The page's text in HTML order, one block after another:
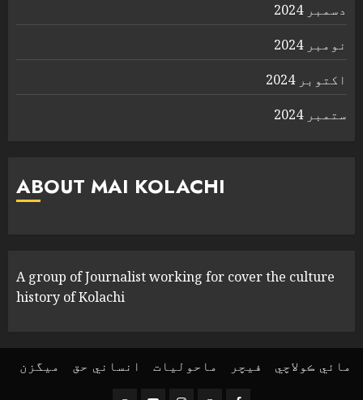
دسمبر 2024
نومبر 2024
اکتوبر 2024
ستمبر 2024
ABOUT MAI KOLACHI
A group of Journalist working for cover the culture
history of Kolachi
مائي ڪولاچي فیچر ماحولیات انساني حق ميگزن